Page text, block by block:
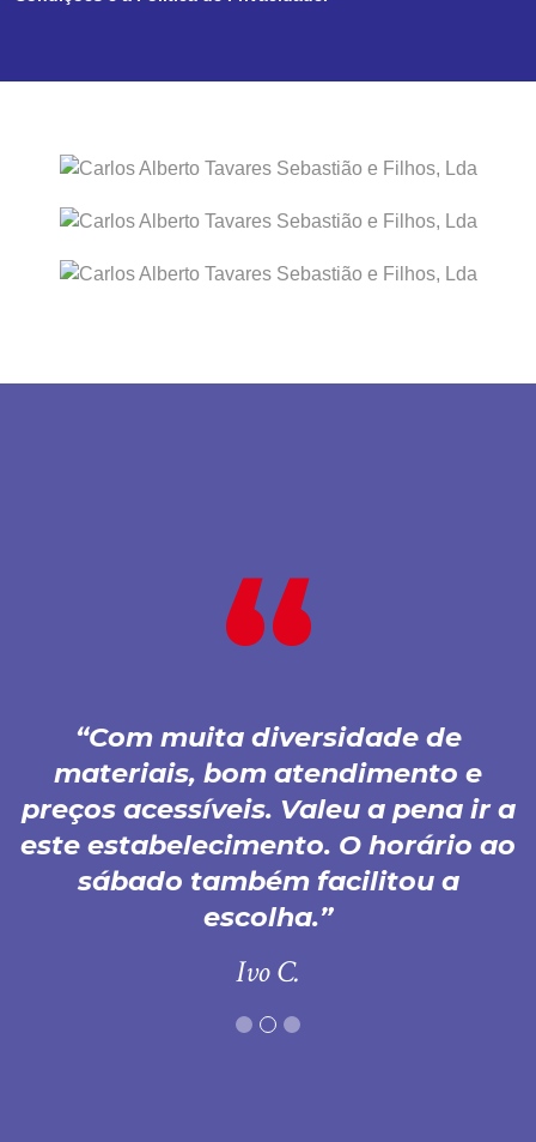
Com muita diversidade de
materiais, bom atendimento e
preços acessíveis. Valeu a pena ir a
este estabelecimento. O horário ao
sábado também facilitou a
escolha.
Ivo C.